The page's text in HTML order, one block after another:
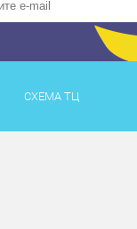
СХЕМА ТЦ